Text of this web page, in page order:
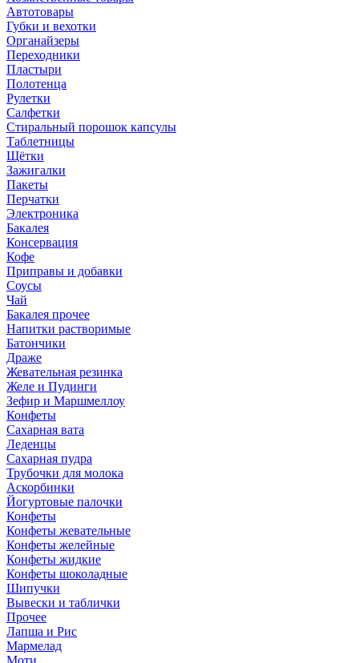
Автотовары
Губки и вехотки
Органайзеры
Переходники
Пластыри
Полотенца
Рулетки
Салфетки
Стиральный порошок капсулы
Таблетницы
Щётки
Зажигалки
Пакеты
Перчатки
Электроника
Бакалея
Консервация
Кофе
Приправы и добавки
Соусы
Чай
Бакалея прочее
Напитки растворимые
Батончики
Драже
Жевательная резинка
Желе и Пудинги
Зефир и Маршмеллоу
Конфеты
Сахарная вата
Леденцы
Сахарная пудра
Трубочки для молока
Аскорбинки
Йогуртовые палочки
Конфеты
Конфеты жевательные
Конфеты желейные
Конфеты жидкие
Конфеты шоколадные
Шипучки
Вывески и таблички
Прочее
Лапша и Рис
Мармелад
Моти